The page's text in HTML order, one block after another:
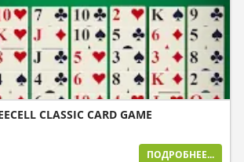
CLASSIC CARD GAME
ПОДРОБНЕЕ...